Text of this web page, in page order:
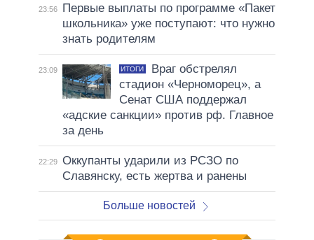
23:56
Первые выплаты по программе «Пакет
школьника» уже поступают: что нужно
знать родителям
23:09 ИТОГИ
Враг обстрелял
стадион «Черноморец», а
Сенат США поддержал
«адские санкции» против рф. Главное
за день
22:29 Оккупанты ударили из РСЗО по
Славянску, есть жертва и ранены
Больше новостей